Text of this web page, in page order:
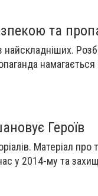
та
найскладніших.
Героїв
Матеріал про
у 2014-му та